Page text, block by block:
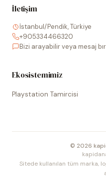
İletişim
İstanbul/Pendik, Türkiye
+905334466320
Bizi arayabilir veya mesaj
Ekosistemimiz
Playstation Tamircisi
© 2026
Sitede kullanılan tüm marka,